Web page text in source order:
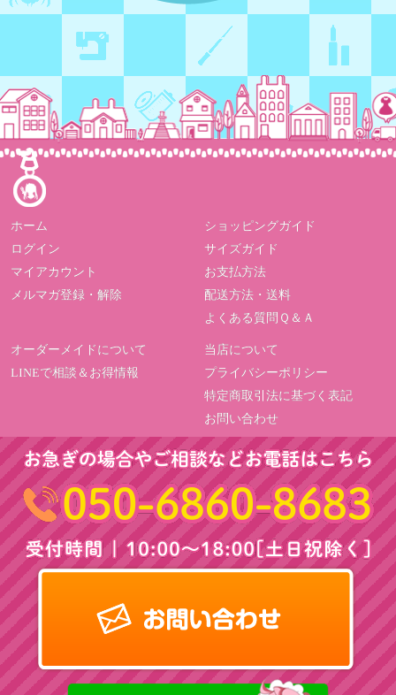
ホーム
ログイン
マイアカウント
メルマガ登録・解除
ショッピングガイド
サイズガイド
お支払方法
配送方法・送料
よくある質問Ｑ＆Ａ
オーダーメイドについて
LINEで相談＆お得情報
当店について
プライバシーポリシー
特定商取引法に基づく表記
お問い合わせ